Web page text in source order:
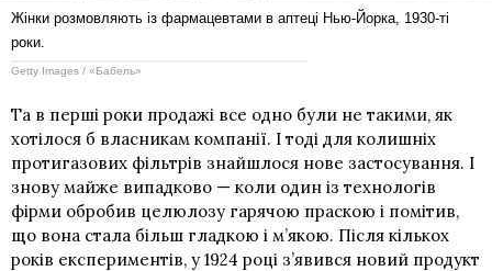
Жінки розмовляють із фармацевтами в аптеці Нью-Йорка, 1930-ті
роки.
Getty Images / «Бабель»
Та в перші роки продажі все одно були не такими, як
хотілося б власникам компанії. І тоді для колишніх
протигазових фільтрів знайшлося нове застосування. І
знову майже випадково — коли один із технологів
фірми обробив целюлозу гарячою праскою і помітив,
що вона стала більш гладкою і м’якою. Після кількох
років експериментів, у 1924 році з’явився новий продукт